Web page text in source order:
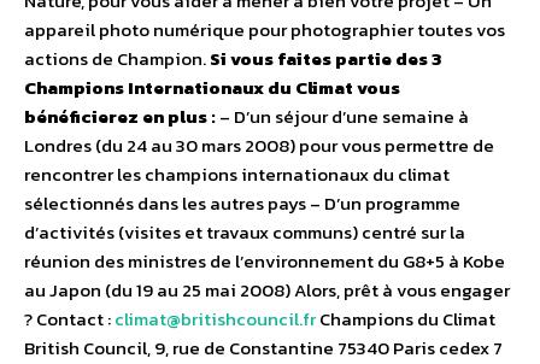
appareil photo numérique pour photographier toutes vos
actions de Champion.Si vous faites partie des 3
Champions Internationaux du Climat vous
bénéficierez en plus :– D’un séjour d’une semaine à
Londres (du 24 au 30 mars 2008) pour vous permettre de
rencontrer les champions internationaux du climat
sélectionnés dans les autres pays – D’un programme
d’activités (visites et travaux communs) centré sur la
réunion des ministres de l’environnement du G8+5 à Kobe
au Japon (du 19 au 25 mai 2008) Alors, prêt à vous engager
? Contact :climat@britishcouncil.frChampions du Climat
British Council, 9, rue de Constantine 75340 Paris cedex 7